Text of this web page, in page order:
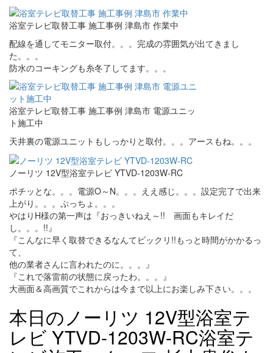
浴室テレビ取替工事 施工事例 津島市 作業中
配線を通してモニター取付。。。完成の雰囲気が出てきまし
た。。。
防水のコーキングも糸冬了してます。。。
浴室テレビ取替工事 施工事例 津島市 電源ユニッ
ト施工中
天井裏の電源ユニットもしっかりと取付。。。アースもね。。。
ノーリツ 12V型浴室テレビ YTVD-1203W-RC
ポチッとな。。。電源O～N。。。ええ感じ。。。設定完了で出来
上がり。。。ぷっちょ。。。
やはりH様の第一声は『おっきいねえ～!! 画面もキレイだ
し。。。!!』
『こんなに早く取替できるなんてビックリ!!もっと時間がかかるっ
て、
他の業者さんに言われたのに。。。』
『これで落雷前の状態に戻ったわ。。。』
大画面＆高画質でこれからは今まで以上にお楽しみ下さい。。。
本日のノーリツ 12V型浴室テ
レビ YTVD-1203W-RC浴室テ